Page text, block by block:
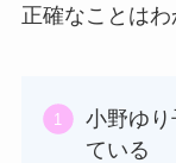
正確なことは
小野ゆり
ている